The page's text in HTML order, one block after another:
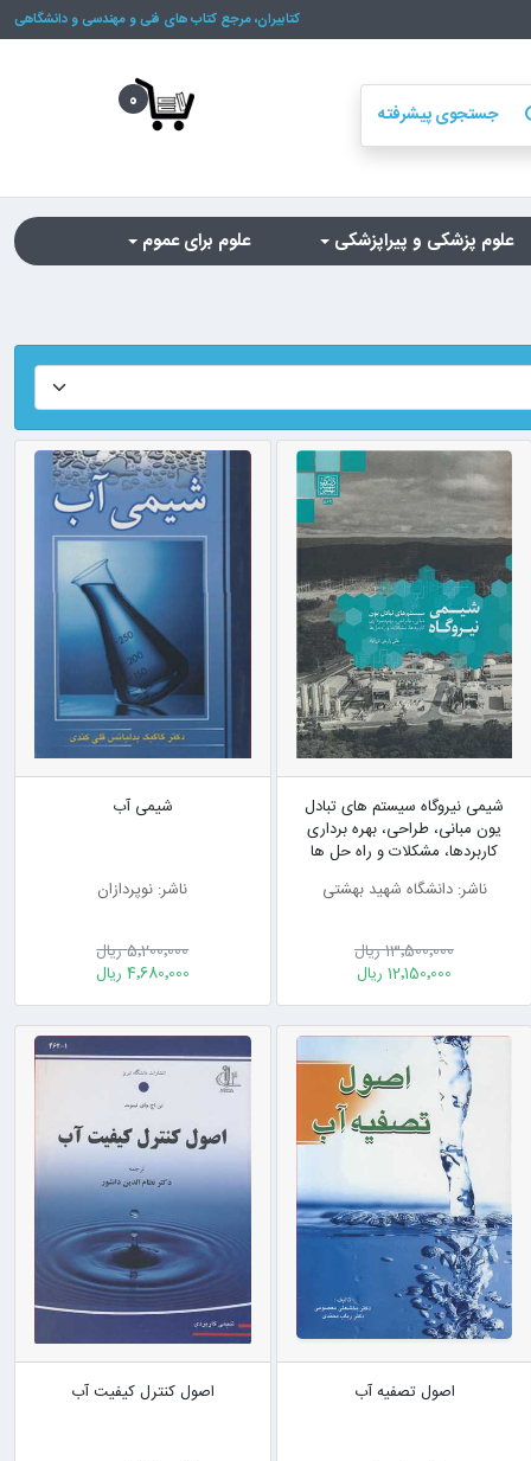
کتابیران، مرجع کتاب های فنی و مهندسی و دانشگاهی
جستجوی پیشرفته
0
علوم پزشکی و پیراپزشکی علوم برای عموم
شیمی نیروگاه سیستم های تبادل
یون مبانی، طراحی، بهره برداری
کاربردها، مشکلات و راه حل ها
ناشر: دانشگاه شهید بهشتی
13٬500٬000 ریال
12٬150٬000 ریال
شیمی آب
ناشر: نوپردازان
5٬200٬000 ریال
4٬680٬000 ریال
اصول تصفیه آب اصول کنترل کیفیت آب